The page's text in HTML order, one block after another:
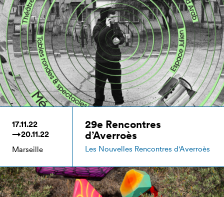
17.11.22
→20.11.22
Marseille
29e Rencontres
d’Averroès
Les Nouvelles Rencontres d'Averroès